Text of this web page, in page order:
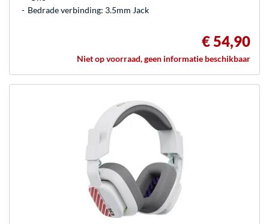
Bedrade verbinding: 3.5mm Jack
€ 54,90
Niet op voorraad, geen informatie beschikbaar